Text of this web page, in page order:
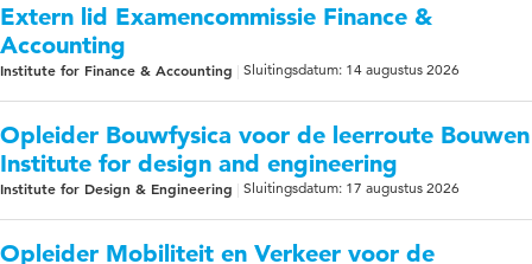
Extern lid Examencommissie Finance &
Accounting
Institute for Finance & Accounting Sluitingsdatum: 14 augustus 2026
Opleider Bouwfysica voor de leerroute Bouwen
Institute for design and engineering
Institute for Design & Engineering Sluitingsdatum: 17 augustus 2026
Opleider Mobiliteit en Verkeer voor de